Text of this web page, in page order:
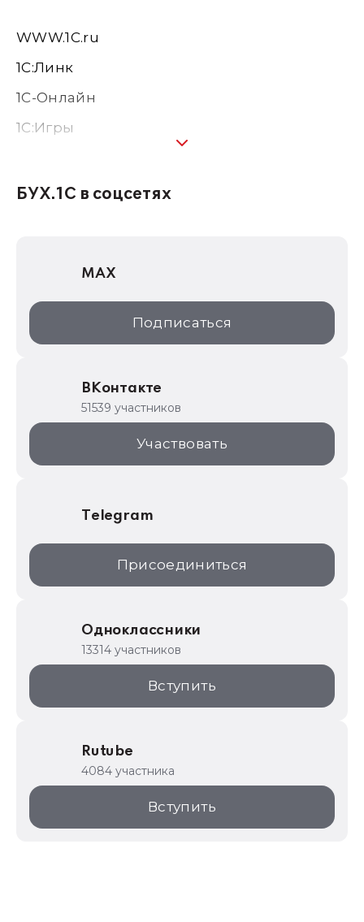
WWW.1С.ru
1С:Линк
1С-Онлайн
1C:Игры
1С:Консалтинг
1С:Дистрибьюция
1С:Образование
ИТС.1C.ru
1С:Торговая площадка
БУХ.1С в соцсетях
MAX
Подписаться
ВКонтакте
51539 участников
Участвовать
Telegram
Присоединиться
Одноклассники
13314 участников
Вступить
Rutube
4084 участника
Вступить